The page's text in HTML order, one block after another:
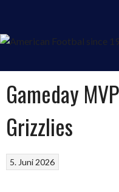
Inhalt
Gameday
Grizzlies
5. Juni 2026